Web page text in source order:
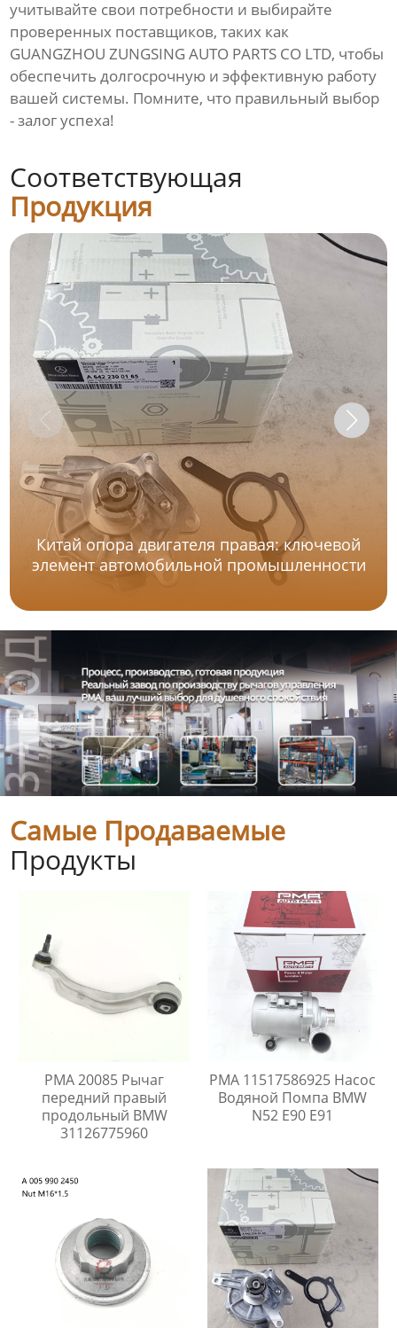
учитывайте свои потребности и выбирайте
проверенных поставщиков, таких как
GUANGZHOU ZUNGSING AUTO PARTS CO LTD, чтобы
обеспечить долгосрочную и эффективную работу
вашей системы. Помните, что правильный выбор
- залог успеха!
Соответствующая
Продукция
Китай опора двигателя правая: ключевой
элемент автомобильной промышленности
Самые Продаваемые
Продукты
PMA 20085 Рычаг
передний правый
продольный BMW
31126775960
PMA 11517586925 Насос
Водяной Помпа BMW
N52 E90 E91